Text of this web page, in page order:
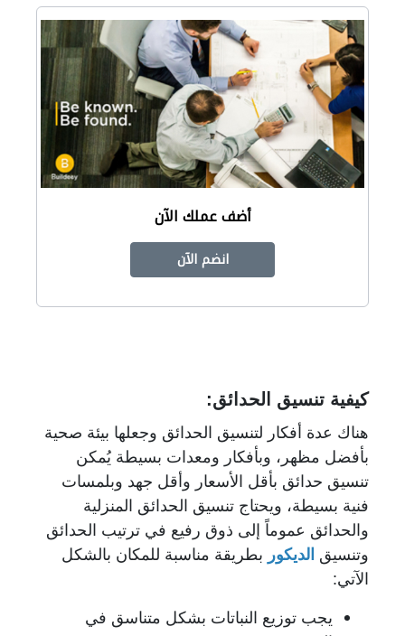
أضف عملك الآن
انضم الآن
كيفية تنسيق الحدائق:
هناك عدة أفكار لتنسيق الحدائق وجعلها بيئة صحية
بأفضل مظهر، وبأفكار ومعدات بسيطة يُمكن
تنسيق حدائق بأقل الأسعار وأقل جهد وبلمسات
فنية بسيطة، ويحتاج تنسيق الحدائق المنزلية
والحدائق عموماً إلى ذوق رفيع في ترتيب الحدائق
وتنسيق الديكور بطريقة مناسبة للمكان بالشكل
الآتي:
يجب توزيع النباتات بشكل متناسق في